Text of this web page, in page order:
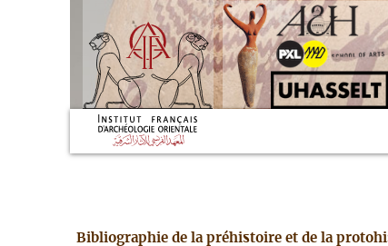
Bibliographie de la préhistoire et de la